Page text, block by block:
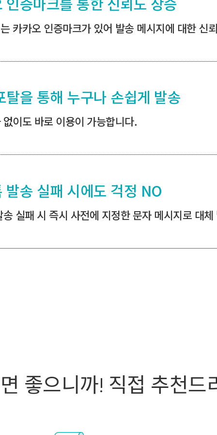
카카오 인증마크가 있어 발송 메시지에 대한 신
탈을 통해 누구나 손쉽게 발송
이도 바로 이용이 가능합니다.
발송 실패 시에도 걱정 NO
실패 시 즉시 사전에 지정한 문자 메시지로 대
좋으니까! 직접 추천드